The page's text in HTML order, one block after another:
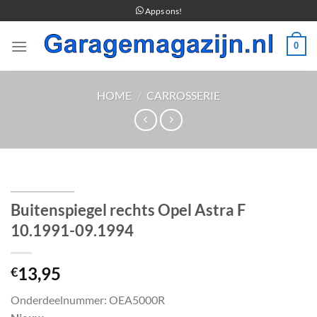
naar
inhoud
Apps ons!
0
HOME / CARROSSERIE
Buitenspiegel rechts Opel Astra F
10.1991-09.1994
€13,95
Onderdeelnummer: OEA5000R